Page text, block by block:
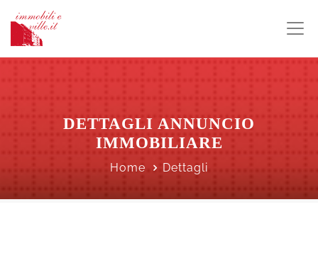
DETTAGLI ANNUNCIO
IMMOBILIARE
Home Dettagli